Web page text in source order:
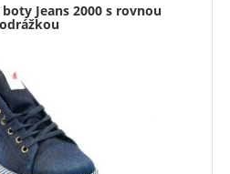
Jeans 2000 s rovnou